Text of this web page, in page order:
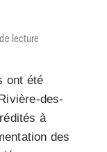
lecture
ont été
des-
à
des